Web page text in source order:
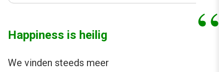
Happiness is heilig
We vinden steeds meer